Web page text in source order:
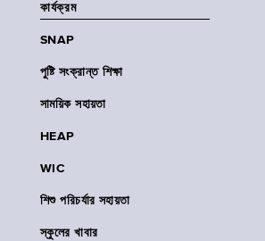
কার্যক্রম
SNAP
পুষ্টি সংক্রান্ত শিক্ষা
সাময়িক সহায়তা
HEAP
WIC
শিশু পরিচর্যার সহায়তা
স্কুলের খাবার